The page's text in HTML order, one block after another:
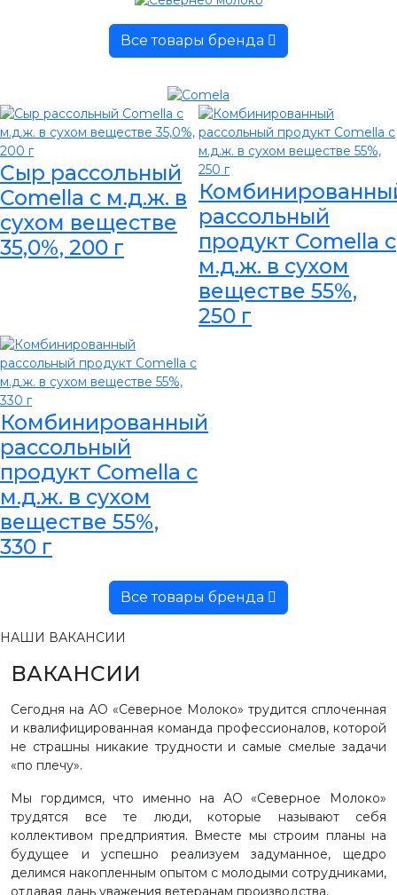
Все товары бренда
Сыр рассольный
Comella с м.д.ж. в
сухом веществе
35,0%, 200 г
рассольный
продукт Comella с
м.д.ж. в сухом
веществе 55%,
250 г
Комбинированный
рассольный
продукт Comella с
м.д.ж. в сухом
веществе 55%,
330 г
Все товары бренда
НАШИ ВАКАНСИИ
ВАКАНСИИ
Сегодня на АО «Северное Молоко» трудится сплоченная
и квалифицированная команда профессионалов, которой
не страшны никакие трудности и самые смелые задачи
«по плечу».
Мы гордимся, что именно на АО «Северное Молоко»
трудятся все те люди, которые называют себя
коллективом предприятия. Вместе мы строим планы на
будущее и успешно реализуем задуманное, щедро
делимся накопленным опытом с молодыми сотрудниками,